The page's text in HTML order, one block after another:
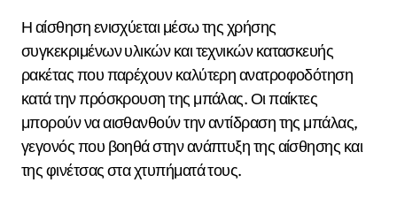
Η αίσθηση ενισχύεται μέσω της χρήσης
συγκεκριμένων υλικών και τεχνικών κατασκευής
ρακέτας που παρέχουν καλύτερη ανατροφοδότηση
κατά την πρόσκρουση της μπάλας. Οι παίκτες
μπορούν να αισθανθούν την αντίδραση της μπάλας,
γεγονός που βοηθά στην ανάπτυξη της αίσθησης και
της φινέτσας στα χτυπήματά τους.